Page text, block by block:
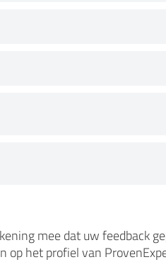
mee dat uw feedback
op het profiel van